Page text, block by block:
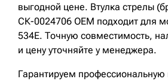
выгодной цене. Втулка стрелы
СК-0024706 OEM подходит для
534E. Точную совместимость,
и цену уточняйте у менеджера.
Гарантируем